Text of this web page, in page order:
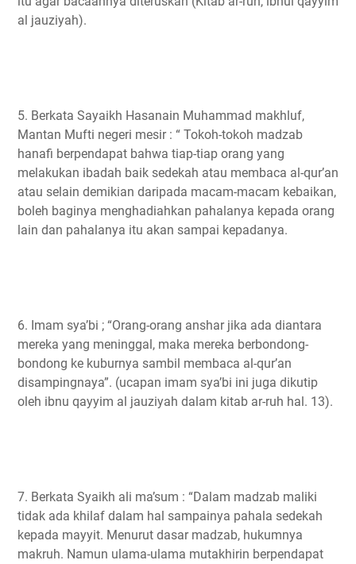
al jauziyah).
5. Berkata Sayaikh Hasanain Muhammad makhluf,
Mantan Mufti negeri mesir : “ Tokoh-tokoh madzab
hanafi berpendapat bahwa tiap-tiap orang yang
melakukan ibadah baik sedekah atau membaca al-qur’an
atau selain demikian daripada macam-macam kebaikan,
boleh baginya menghadiahkan pahalanya kepada orang
lain dan pahalanya itu akan sampai kepadanya.
6. Imam sya’bi ; “Orang-orang anshar jika ada diantara
mereka yang meninggal, maka mereka berbondong-
bondong ke kuburnya sambil membaca al-qur’an
disampingnaya”. (ucapan imam sya’bi ini juga dikutip
oleh ibnu qayyim al jauziyah dalam kitab ar-ruh hal. 13).
7. Berkata Syaikh ali ma’sum : “Dalam madzab maliki
tidak ada khilaf dalam hal sampainya pahala sedekah
kepada mayyit. Menurut dasar madzab, hukumnya
makruh. Namun ulama-ulama mutakhirin berpendapat